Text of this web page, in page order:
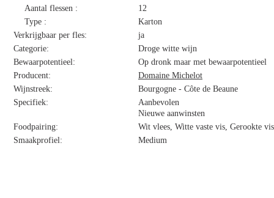
Aantal flessen :
12
Type :
Karton
Verkrijgbaar per fles:
ja
Categorie:
Droge witte wijn
Bewaarpotentieel:
Op dronk maar met bewaarpotentieel
Producent:
Domaine Michelot
Wijnstreek:
Bourgogne - Côte de Beaune
Specifiek:
Aanbevolen
Nieuwe aanwinsten
Foodpairing:
Wit vlees, Witte vaste vis, Gerookte
Smaakprofiel:
Medium